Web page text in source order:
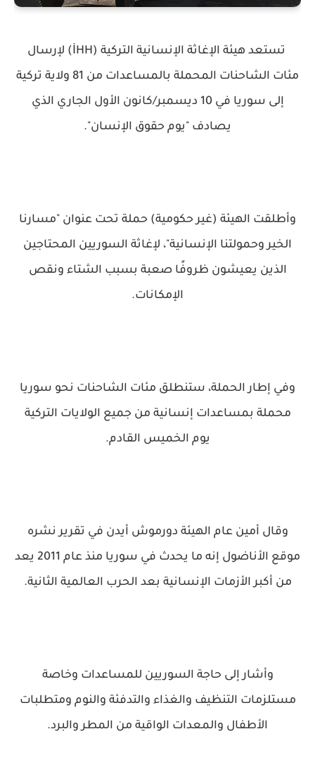
تستعد هيئة الإغاثة الإنسانية التركية (İHH) لإرسال
مئات الشاحنات المحملة بالمساعدات من 81 ولاية تركية
إلى سوريا في 10 ديسمبر/كانون الأول الجاري الذي
يصادف "يوم حقوق الإنسان".
وأطلقت الهيئة (غير حكومية) حملة تحت عنوان "مسارنا
الخير وحمولتنا الإنسانية"، لإغاثة السوريين المحتاجين
الذين يعيشون ظروفًا صعبة بسبب الشتاء ونقص
الإمكانات.
وفي إطار الحملة، ستنطلق مئات الشاحنات نحو سوريا
محملة بمساعدات إنسانية من جميع الولايات التركية
يوم الخميس القادم.
وقال أمين عام الهيئة دورموش أيدن في تقرير نشره
موقع الأناضول إنه ما يحدث في سوريا منذ عام 2011 يعد
من أكبر الأزمات الإنسانية بعد الحرب العالمية الثانية.
وأشار إلى حاجة السوريين للمساعدات وخاصة
مستلزمات التنظيف والغذاء والتدفئة والنوم ومتطلبات
الأطفال والمعدات الواقية من المطر والبرد.